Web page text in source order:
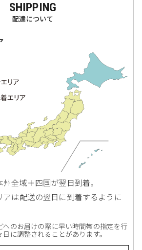
SHIPPING
配達について
全域＋四国が翌日到着。
アは配送の翌日に到着するように
のお届けの際に早い時間帯の指定を行
に調整されることがあります。